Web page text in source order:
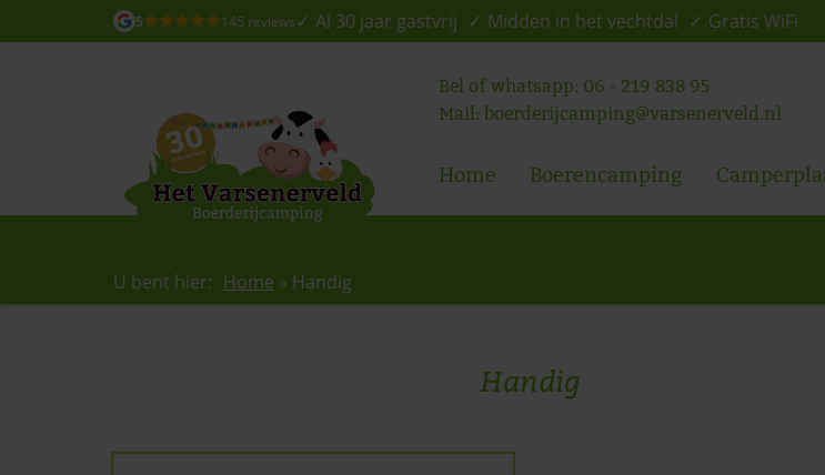
5 145 reviews Al 30 jaar gastvrij Midden in het vechtdal Gratis WiFi
Bel of whatsapp: 06 - 219 838 95
Mail: boerderijcamping@varsenerveld.nl
Home Boerencamping
U bent hier: Home » Handig
Handig